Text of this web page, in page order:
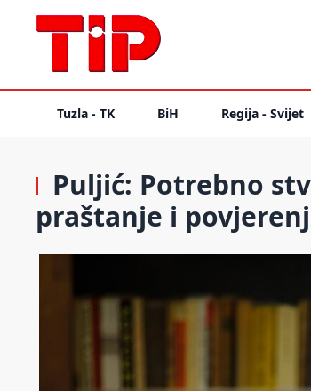
Tuzla - TK BiH Regija - Svijet
Puljić: Potrebno
praštanje i